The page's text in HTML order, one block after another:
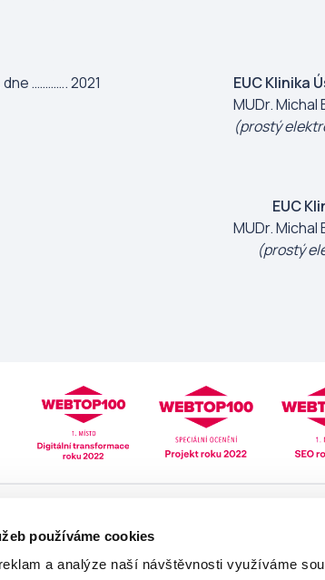
používáme cookies
a analýze naší návštěvnosti využíváme
…………. 2021
EUC Klinika
MUDr. Michal
(prostý
EUC
MUDr. Michal
(prostý
Pomoc
Lékarna online